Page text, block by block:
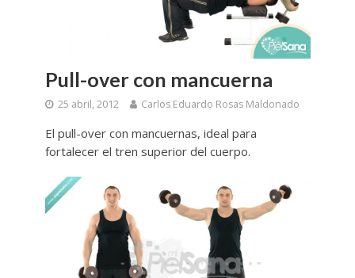
Pull-over con mancuerna
25 abril, 2012 Carlos Eduardo Rosas Maldonado
El pull-over con mancuernas, ideal para
fortalecer el tren superior del cuerpo.